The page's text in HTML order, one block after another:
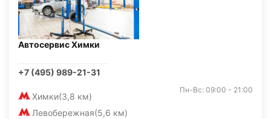
Автосервис Химки
+7 (495) 989-21-31
Химки(3,8 км)
Левобережная(5,6 км)
Пн-Вс: 09:00 - 21:00